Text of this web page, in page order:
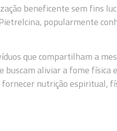
beneficente sem fins
popularmente
que compartilham a
aliviar a fome física
nutrição espiritual,